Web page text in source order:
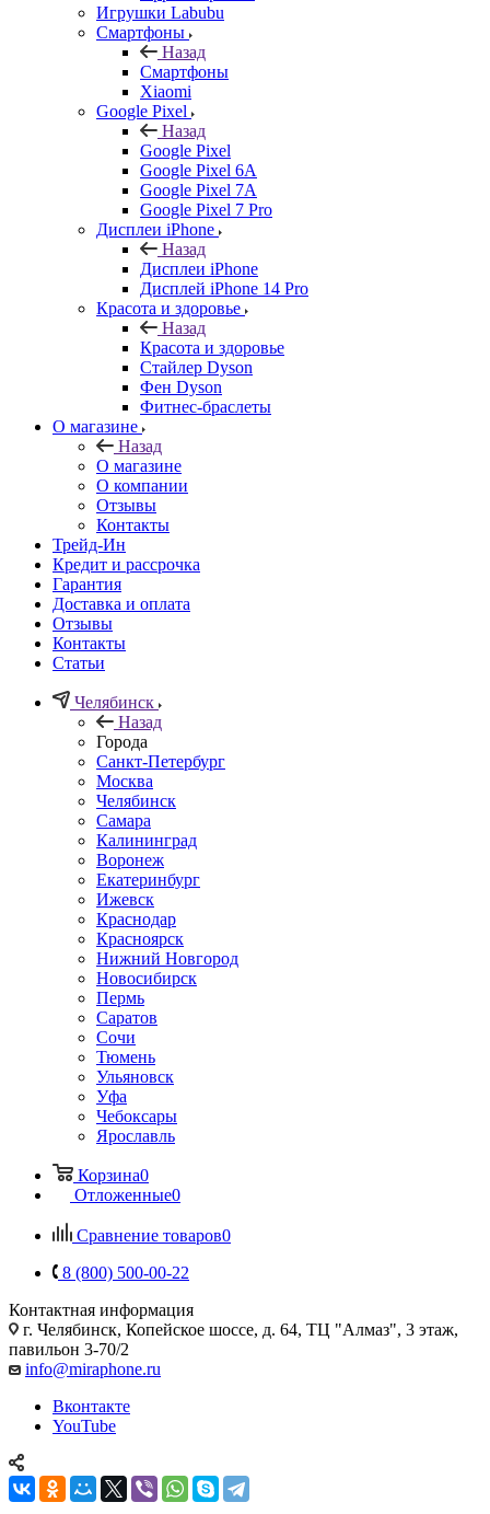
Игрушки Labubu
Смартфоны
Назад
Смартфоны
Xiaomi
Google Pixel
Назад
Google Pixel
Google Pixel 6A
Google Pixel 7А
Google Pixel 7 Pro
Дисплеи iPhone
Назад
Дисплеи iPhone
Дисплей iPhone 14 Pro
Красота и здоровье
Назад
Красота и здоровье
Стайлер Dyson
Фен Dyson
Фитнес-браслеты
О магазине
Назад
О магазине
О компании
Отзывы
Контакты
Трейд-Ин
Кредит и рассрочка
Гарантия
Доставка и оплата
Отзывы
Контакты
Статьи
Челябинск
Назад
Города
Санкт-Петербург
Москва
Челябинск
Самара
Калининград
Воронеж
Екатеринбург
Ижевск
Краснодар
Красноярск
Нижний Новгород
Новосибирск
Пермь
Саратов
Сочи
Тюмень
Ульяновск
Уфа
Чебоксары
Ярославль
Корзина0
Отложенные0
Сравнение товаров0
8 (800) 500-00-22
Контактная информация
г. Челябинск, Копейское шоссе, д. 64, ТЦ "Алмаз", 3 этаж,
павильон 3-70/2
info@miraphone.ru
Вконтакте
YouTube